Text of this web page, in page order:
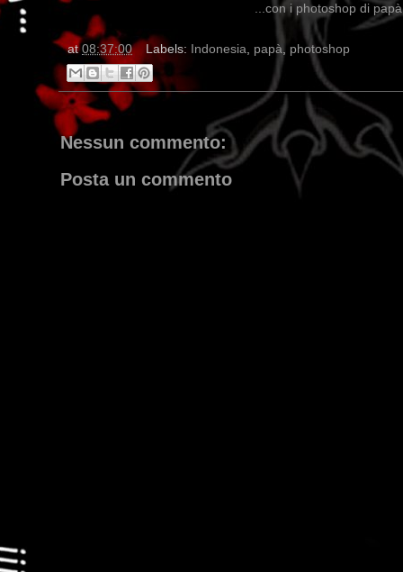
...con i photoshop di
at08:37:00 Labels: Indonesia, papà, photoshop
Nessun commento:
Posta un commento